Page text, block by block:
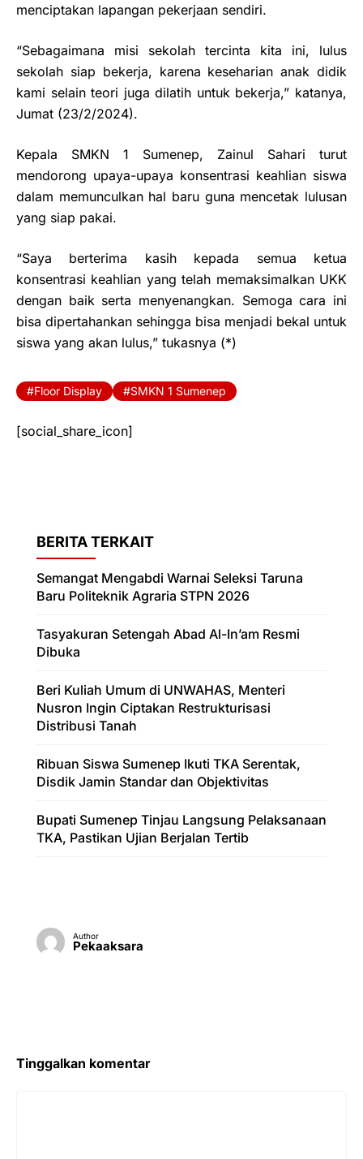
menciptakan lapangan pekerjaan sendiri.
“Sebagaimana misi sekolah tercinta kita ini, lulus
sekolah siap bekerja, karena keseharian anak didik
kami selain teori juga dilatih untuk bekerja,” katanya,
Jumat (23/2/2024).
Kepala SMKN 1 Sumenep, Zainul Sahari turut
mendorong upaya-upaya konsentrasi keahlian siswa
dalam memunculkan hal baru guna mencetak lulusan
yang siap pakai.
“Saya berterima kasih kepada semua ketua
konsentrasi keahlian yang telah memaksimalkan UKK
dengan baik serta menyenangkan. Semoga cara ini
bisa dipertahankan sehingga bisa menjadi bekal untuk
siswa yang akan lulus,” tukasnya (*)
Floor Display SMKN 1 Sumenep
[social_share_icon]
BERITA TERKAIT
Semangat Mengabdi Warnai Seleksi Taruna
Baru Politeknik Agraria STPN 2026
Tasyakuran Setengah Abad Al-In’am Resmi
Dibuka
Beri Kuliah Umum di UNWAHAS, Menteri
Nusron Ingin Ciptakan Restrukturisasi
Distribusi Tanah
Ribuan Siswa Sumenep Ikuti TKA Serentak,
Disdik Jamin Standar dan Objektivitas
Bupati Sumenep Tinjau Langsung Pelaksanaan
TKA, Pastikan Ujian Berjalan Tertib
Author
Pekaaksara
Tinggalkan komentar